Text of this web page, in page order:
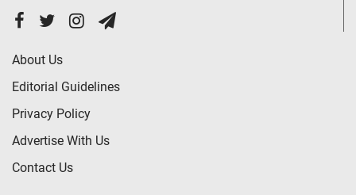
About Us
Editorial Guidelines
Privacy Policy
Advertise With Us
Contact Us